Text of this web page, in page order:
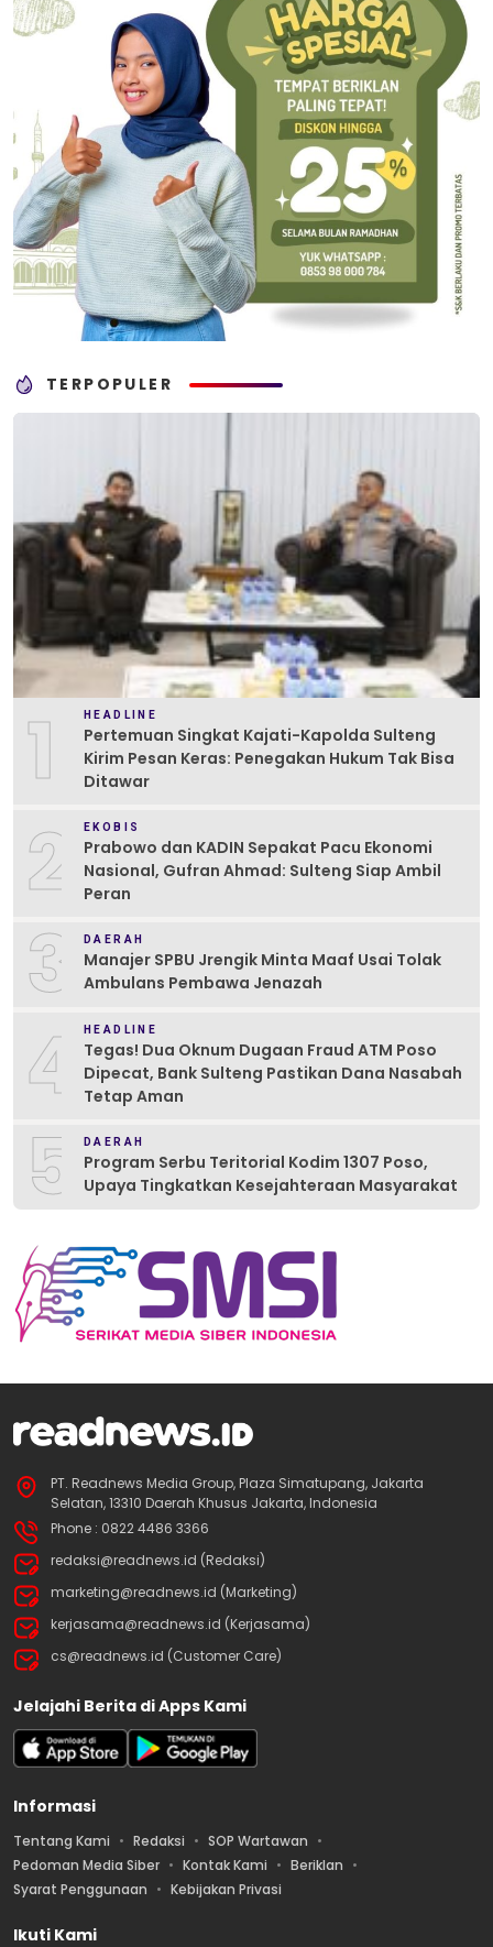
TERPOPULER
1 HEADLINE
Pertemuan Singkat Kajati-Kapolda Sulteng
Kirim Pesan Keras: Penegakan Hukum Tak Bisa
Ditawar
2 EKOBIS
Prabowo dan KADIN Sepakat Pacu Ekonomi
Nasional, Gufran Ahmad: Sulteng Siap Ambil
Peran
3 DAERAH
Manajer SPBU Jrengik Minta Maaf Usai Tolak
Ambulans Pembawa Jenazah
4 HEADLINE
Tegas! Dua Oknum Dugaan Fraud ATM Poso
Dipecat, Bank Sulteng Pastikan Dana Nasabah
Tetap Aman
5 DAERAH
Program Serbu Teritorial Kodim 1307 Poso,
Upaya Tingkatkan Kesejahteraan Masyarakat
PT. Readnews Media Group, Plaza Simatupang, Jakarta
Selatan, 13310 Daerah Khusus Jakarta, Indonesia
Phone : 0822 4486 3366
redaksi@readnews.id (Redaksi)
marketing@readnews.id (Marketing)
kerjasama@readnews.id (Kerjasama)
cs@readnews.id (Customer Care)
Jelajahi Berita di Apps Kami
Informasi
Tentang Kami Redaksi
SOP Wartawan
Pedoman Media Siber
Kontak Kami
Beriklan
Syarat Penggunaan
Kebijakan Privasi
Ikuti Kami